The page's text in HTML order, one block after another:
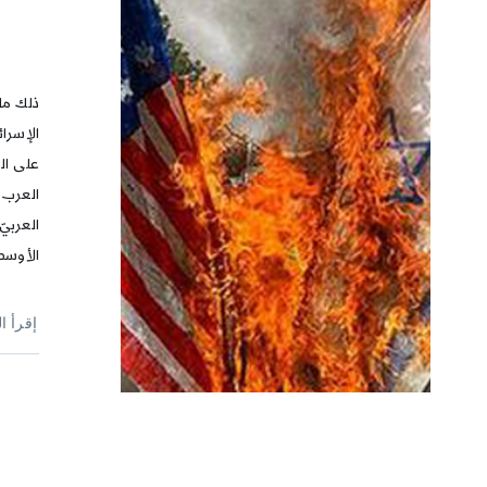
ذلك
على
إقرأ